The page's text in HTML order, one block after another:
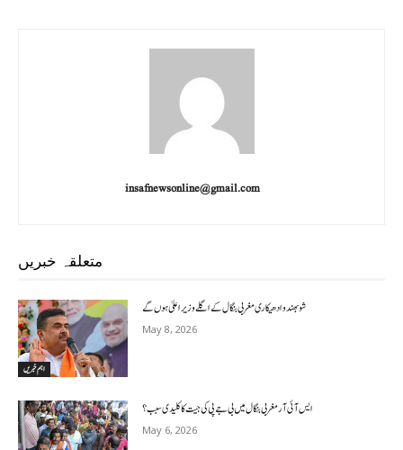
insafnewsonline@gmail.com
متعلقہ خبریں
اہم خبریں
شوبھندو ادھیکاری مغربی بنگال کے اگلے وزیر اعلیٰ ہوں گے
May 8, 2026
ایس آئی آر مغربی بنگال میں بی جے پی کی جیت کا کلیدی سبب؟
May 6, 2026